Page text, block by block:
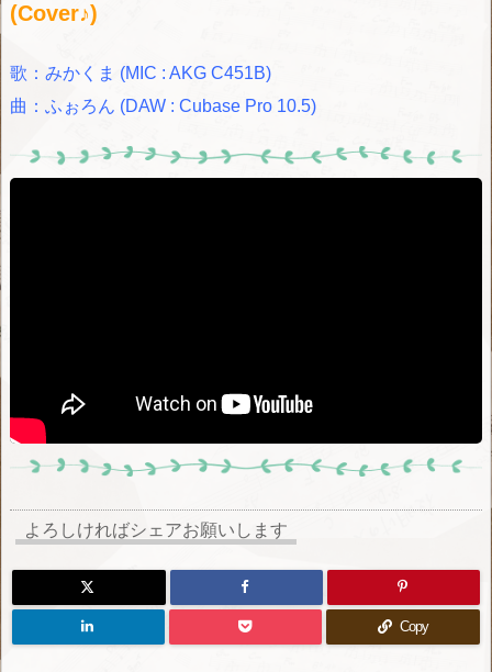
(Cover♪)
歌：みかくま (MIC : AKG C451B)
曲：ふぉろん (DAW : Cubase Pro 10.5)
よろしければシェアお願いします
Copy